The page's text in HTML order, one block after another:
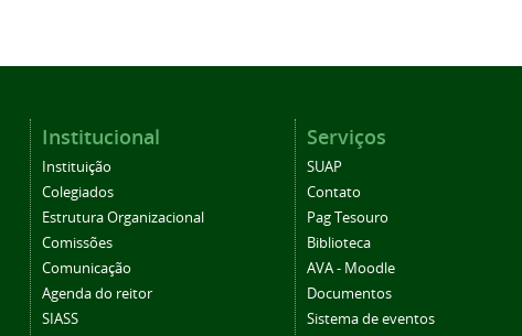
Institucional
Instituição
Colegiados
Estrutura Organizacional
Comissões
Comunicação
Agenda do reitor
SIASS
Serviços
SUAP
Contato
Pag Tesouro
Biblioteca
AVA - Moodle
Documentos
Sistema de eventos